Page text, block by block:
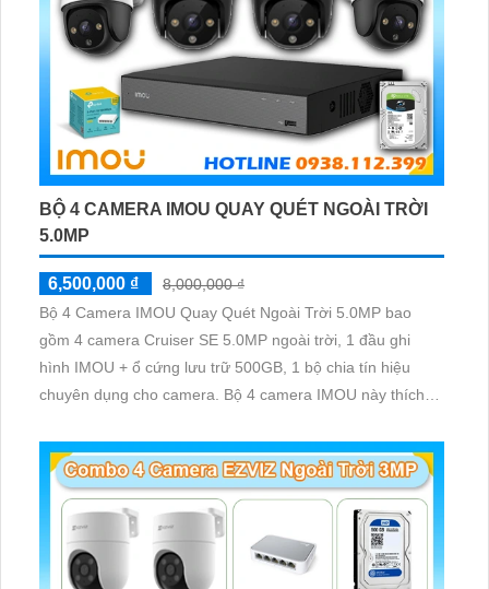
BỘ 4 CAMERA IMOU QUAY QUÉT NGOÀI TRỜI
5.0MP
6,500,000 ₫
8,000,000 ₫
Bộ 4 Camera IMOU Quay Quét Ngoài Trời 5.0MP bao
gồm 4 camera Cruiser SE 5.0MP ngoài trời, 1 đầu ghi
hình IMOU + ổ cứng lưu trữ 500GB, 1 bộ chia tín hiệu
chuyên dụng cho camera. Bộ 4 camera IMOU này thích
cần giám sát ngoài trời